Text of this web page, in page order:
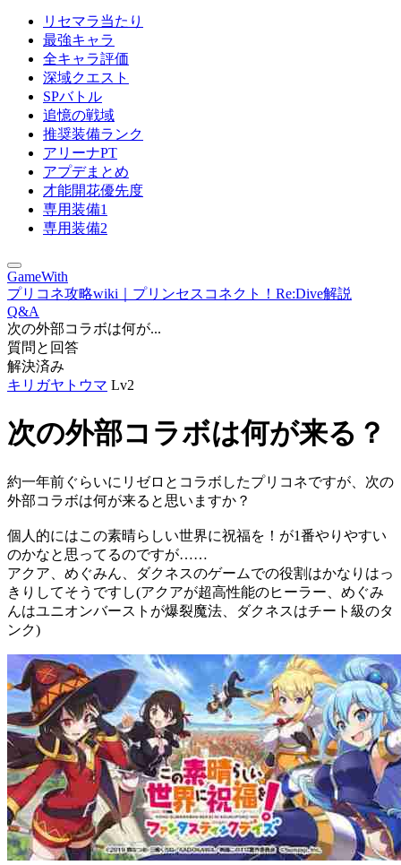
リセマラ当たり
最強キャラ
全キャラ評価
深域クエスト
SPバトル
追憶の戦域
推奨装備ランク
アリーナPT
アプデまとめ
才能開花優先度
専用装備1
専用装備2
GameWith
プリコネ攻略wiki｜プリンセスコネクト！Re:Dive解説
Q&A
次の外部コラボは何が...
質問と回答
解決済み
キリガヤトウマ Lv2
次の外部コラボは何が来る？
約一年前ぐらいにリゼロとコラボしたプリコネですが、次の
外部コラボは何が来ると思いますか？
個人的にはこの素晴らしい世界に祝福を！が1番やりやすい
のかなと思ってるのですが……
アクア、めぐみん、ダクネスのゲームでの役割はかなりはっ
きりしてそうですし(アクアが超高性能のヒーラー、めぐみ
んはユニオンバーストが爆裂魔法、ダクネスはチート級のタ
ンク)